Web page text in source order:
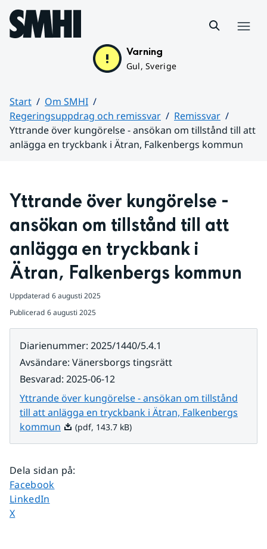
Hoppa till sidans innehåll
Varning
Gul, Sverige
Start
Om SMHI
Regeringsuppdrag och remissvar
Remissvar
Yttrande över kungörelse - ansökan om tillstånd till att
anlägga en tryckbank i Ätran, Falkenbergs kommun
Yttrande över kungörelse -
ansökan om tillstånd till att
anlägga en tryckbank i
Ätran, Falkenbergs kommun
Uppdaterad 6 augusti 2025
Publicerad 6 augusti 2025
Diarienummer: 2025/1440/5.4.1
Avsändare: Vänersborgs tingsrätt
Besvarad: 2025-06-12
Yttrande över kungörelse - ansökan om tillstånd
till att anlägga en tryckbank i Ätran, Falkenbergs
kommun Pdf, 143.7 kB.
(pdf, 143.7 kB)
Dela sidan på:
Dela sidan på
Facebook
Dela sidan på
LinkedIn
Dela sidan på
X